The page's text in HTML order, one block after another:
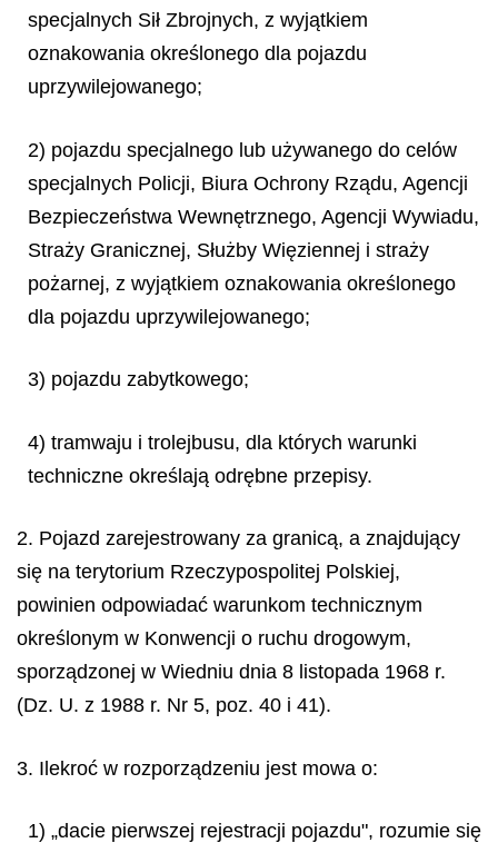
specjalnych Sił Zbrojnych, z wyjątkiem
oznakowania określonego dla pojazdu
uprzywilejowanego;
2) pojazdu specjalnego lub używanego do celów
specjalnych Policji, Biura Ochrony Rządu, Agencji
Bezpieczeństwa Wewnętrznego, Agencji Wywiadu,
Straży Granicznej, Służby Więziennej i straży
pożarnej, z wyjątkiem oznakowania określonego
dla pojazdu uprzywilejowanego;
3) pojazdu zabytkowego;
4) tramwaju i trolejbusu, dla których warunki
techniczne określają odrębne przepisy.
2. Pojazd zarejestrowany za granicą, a znajdujący
się na terytorium Rzeczypospolitej Polskiej,
powinien odpowiadać warunkom technicznym
określonym w Konwencji o ruchu drogowym,
sporządzonej w Wiedniu dnia 8 listopada 1968 r.
(Dz. U. z 1988 r. Nr 5, poz. 40 i 41).
3. Ilekroć w rozporządzeniu jest mowa o:
1) „dacie pierwszej rejestracji pojazdu", rozumie się